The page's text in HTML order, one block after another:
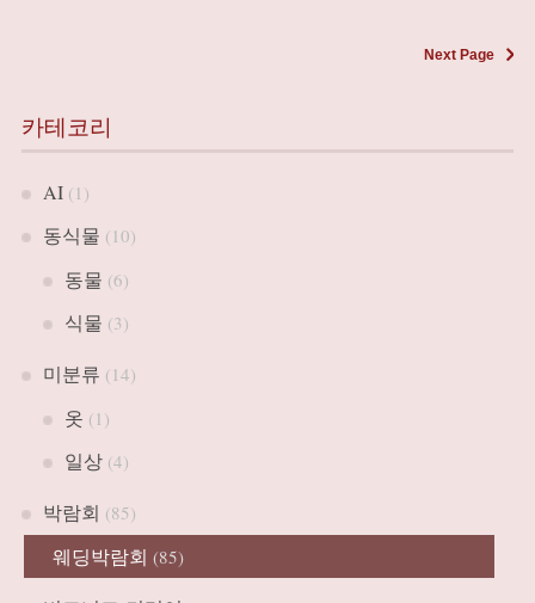
Next Page
카테코리
AI(1)
동식물 (10)
동물 (6)
식물 (3)
미분류 (14)
옷 (1)
일상(4)
박람회 (85)
웨딩박람회 (85)